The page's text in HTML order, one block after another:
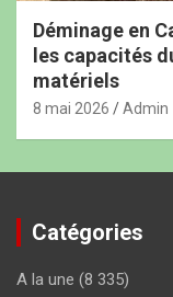
Déminage en
les capacités
matériels
8 mai 2026 Admin
Catégories
A la une (8 335)